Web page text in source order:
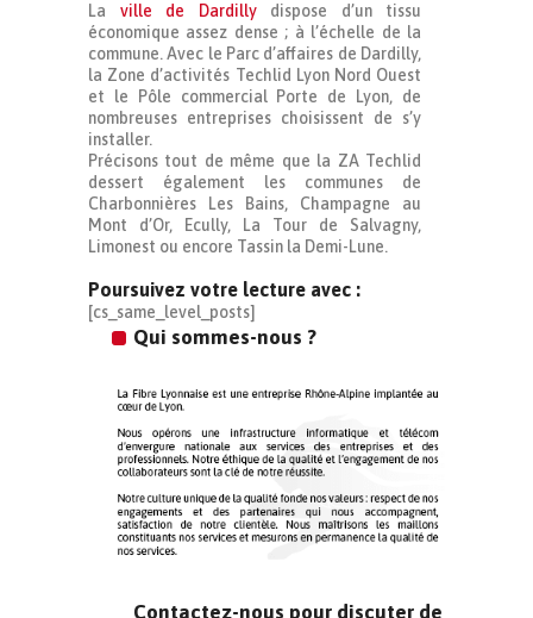
La ville de Dardillydispose d’un tissu
économique assez dense ; à l’échelle de la
commune. Avec le Parc d’affaires de Dardilly,
la Zone d’activités Techlid Lyon Nord Ouest
et le Pôle commercial Porte de Lyon, de
nombreuses entreprises choisissent de s’y
installer.
Précisons tout de même que la ZA Techlid
dessert également les communes de
Charbonnières Les Bains, Champagne au
Mont d’Or, Ecully, La Tour de Salvagny,
Limonest ou encore Tassin la Demi-Lune.
Poursuivez votre lecture avec :
[cs_same_level_posts]
Qui sommes-nous ?
Contactez-nous pour discuter de